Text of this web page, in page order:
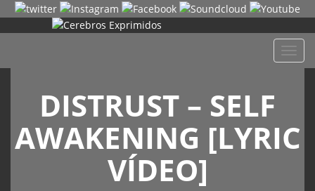
DISTRUST – SELF
AWAKENING [LYRIC
VÍDEO]